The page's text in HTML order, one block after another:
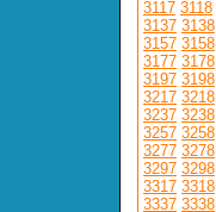
3117 3118
3137 3138
3157 3158
3177 3178
3197 3198
3217 3218
3237 3238
3257 3258
3277 3278
3297 3298
3317 3318
3337 3338